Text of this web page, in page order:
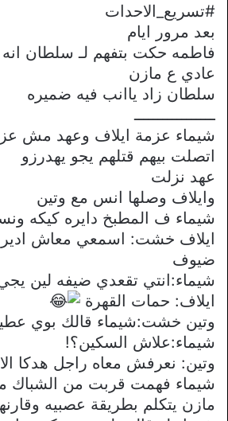
#تسريع_الاحدات
بعد مرور ايام
فاطمه حكت بتفهم لـ سلطان
عادي ع مازن
سلطان زاد ياانب فيه ضميره
ـــــــــــــــــ
شيماء عزمة ايلاف وعهد مش
اتصلت بيهم قتلهم يجو يهدرزو
عهد نزلت
وايلاف وصلها انس مع وتين
شيماء ف المطبخ دايره كيكه
ايلاف خشت: اسمعي معاش
ضيوف
شيماء:انتي تقعدي ضيفه لين يجي
ايلاف: حمات القهرة
وتين خشت:شيماء قالك بوي
شيماء:علاش السكين؟!
وتين: نعرفش معاه راجل هدكا
شيماء فهمت قربت من الشباك
مازن يتكلم بطريقة عصبيه